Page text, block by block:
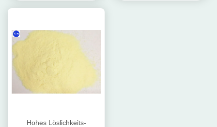
Hohes Löslichkeits-